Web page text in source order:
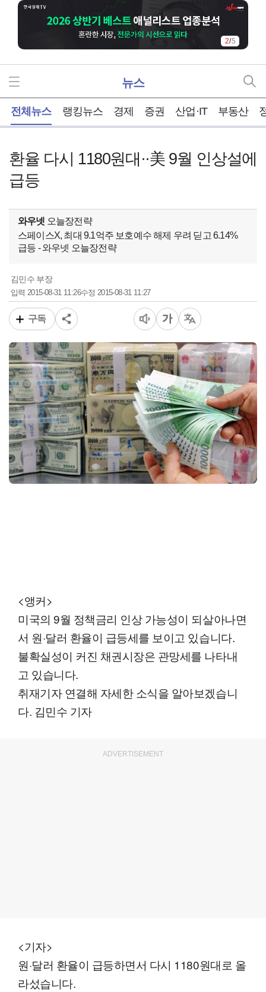
2/5
뉴스
전체뉴스 랭킹뉴스 경제 증권 산업·IT 부동산
환율 다시 1180원대··美 9월 인상설에
급등
와우넷 오늘장전략
스페이스X, 최대 9.1억주 보호예수 해제 우려 딛고 6.14%
급등 - 와우넷 오늘장전략
김민수 부장
입력2015-08-31 11:26수정 2015-08-31 11:27
구독
<앵커>
미국의 9월 정책금리 인상 가능성이 되살아나면
서 원·달러 환율이 급등세를 보이고 있습니다.
불확실성이 커진 채권시장은 관망세를 나타내
고 있습니다.
취재기자 연결해 자세한 소식을 알아보겠습니
다. 김민수 기자
ADVERTISEMENT
<기자>
원·달러 환율이 급등하면서 다시 1180원대로 올
라섰습니다.